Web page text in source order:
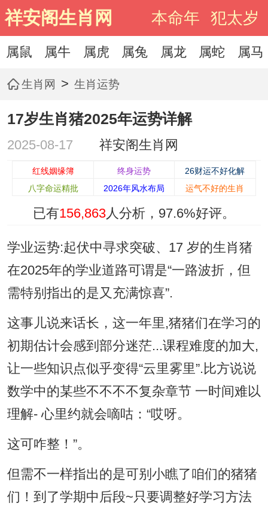
祥安阁生肖网 本命年 犯太岁
属鼠 属牛 属虎 属兔 属龙 属蛇 属马
生肖网 > 生肖运势
17岁生肖猪2025年运势详解
2025-08-17 祥安阁生肖网
红线姻缘簿 终身运势
26财运不好化解
八字命运精批
2026年风水布局 运气不好的生肖
已有156,863人分析， 97.6%好评。
学业运势:起伏中寻求突破、17 岁的生肖猪
在2025年的学业道路可谓是“一路波折，但
需特别指出的是又充满惊喜”.
这事儿说来话长，这一年里,猪猪们在学习的
初期估计会感到部分迷茫...课程难度的加大,
让一些知识点似乎变得“云里雾里”.比方说说
数学中的某些不不不不复杂章节 一时间难以
理解- 心里约就会嘀咕：“哎呀。
这可咋整！”。
但需不一样指出的是可别小瞧了咱们的猪猪
们！到了学期中后段~只要调整好学习方法